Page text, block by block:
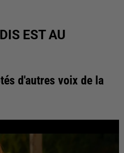
EST AU
d'autres voix de la